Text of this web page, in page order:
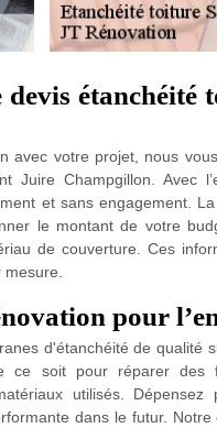
étanchéité
avec votre projet, nous
Juire Champgillon. Avec
et sans engagement.
le montant de votre
de couverture. Ces
pour
d'étanchéité de qualité
ce soit pour réparer des
utilisés. Dépensez
dans le futur.